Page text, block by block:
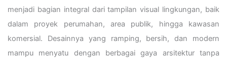
menjadi bagian integral dari tampilan visual lingkungan, baik
dalam proyek perumahan, area publik, hingga kawasan
komersial. Desainnya yang ramping, bersih, dan modern
mampu menyatu dengan berbagai gaya arsitektur tanpa